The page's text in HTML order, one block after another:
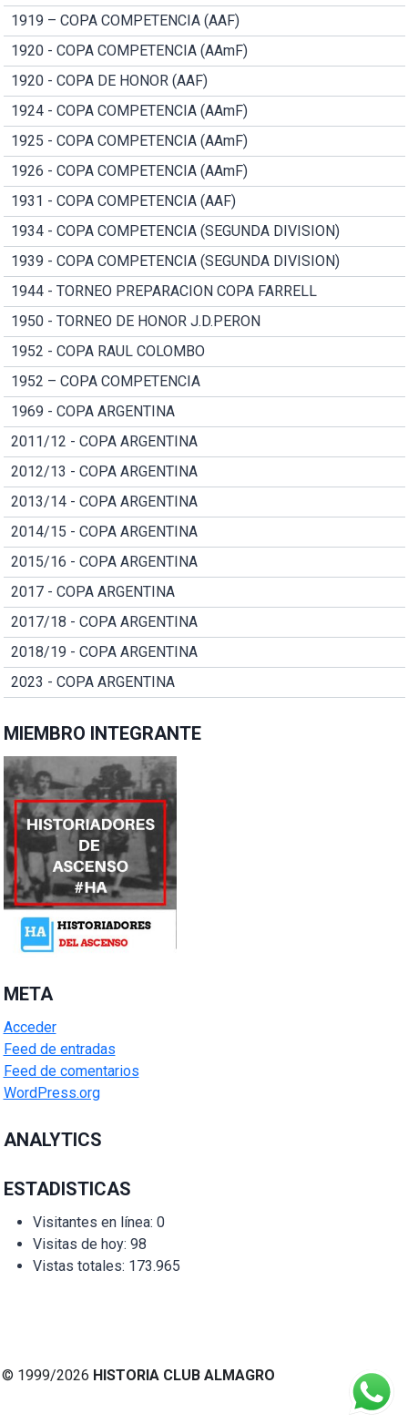
1919 – COPA COMPETENCIA (AAF)
1920 - COPA COMPETENCIA (AAmF)
1920 - COPA DE HONOR (AAF)
1924 - COPA COMPETENCIA (AAmF)
1925 - COPA COMPETENCIA (AAmF)
1926 - COPA COMPETENCIA (AAmF)
1931 - COPA COMPETENCIA (AAF)
1934 - COPA COMPETENCIA (SEGUNDA DIVISION)
1939 - COPA COMPETENCIA (SEGUNDA DIVISION)
1944 - TORNEO PREPARACION COPA FARRELL
1950 - TORNEO DE HONOR J.D.PERON
1952 - COPA RAUL COLOMBO
1952 – COPA COMPETENCIA
1969 - COPA ARGENTINA
2011/12 - COPA ARGENTINA
2012/13 - COPA ARGENTINA
2013/14 - COPA ARGENTINA
2014/15 - COPA ARGENTINA
2015/16 - COPA ARGENTINA
2017 - COPA ARGENTINA
2017/18 - COPA ARGENTINA
2018/19 - COPA ARGENTINA
2023 - COPA ARGENTINA
MIEMBRO INTEGRANTE
META
Acceder
Feed de entradas
Feed de comentarios
WordPress.org
ANALYTICS
ESTADISTICAS
Visitantes en línea: 0
Visitas de hoy: 98
Vistas totales: 173.965
© 1999/2026 HISTORIA CLUB ALMAGRO